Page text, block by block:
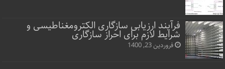
فرآیند ارزیابی سازگاری الکترومغناطیسی و
شرایط لازم برای احراز سازگاری
فروردین 23, 1400